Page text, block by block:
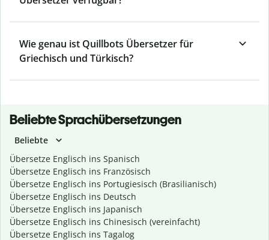
Wie genau ist Quillbots Übersetzer für
Griechisch und Türkisch?
Beliebte Sprachübersetzungen
Beliebte
Übersetze Englisch ins Spanisch
Übersetze Englisch ins Französisch
Übersetze Englisch ins Portugiesisch (Brasilianisch)
Übersetze Englisch ins Deutsch
Übersetze Englisch ins Japanisch
Übersetze Englisch ins Chinesisch (vereinfacht)
Übersetze Englisch ins Tagalog